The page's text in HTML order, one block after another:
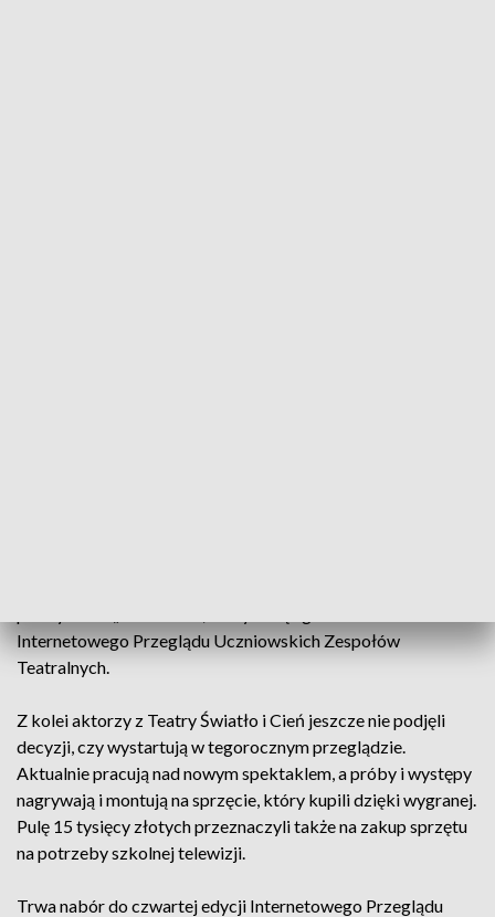
Internetowego Przeglądu Uczniowskich Zespołów
Teatralnych.
Z kolei aktorzy z Teatry Światło i Cień jeszcze nie podjęli
decyzji, czy wystartują w tegorocznym przeglądzie.
Aktualnie pracują nad nowym spektaklem, a próby i występy
nagrywają i montują na sprzęcie, który kupili dzięki wygranej.
Pulę 15 tysięcy złotych przeznaczyli także na zakup sprzętu
na potrzeby szkolnej telewizji.
Trwa nabór do czwartej edycji Internetowego Przeglądu